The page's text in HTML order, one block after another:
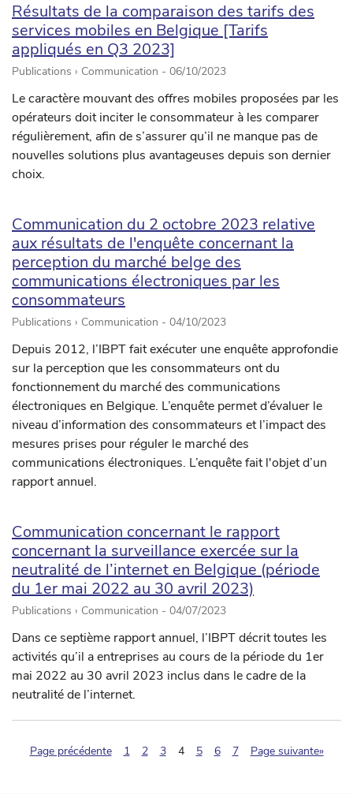
Résultats de la comparaison des tarifs des
services mobiles en Belgique [Tarifs
appliqués en Q3 2023]
Publications › Communication - 06/10/2023
Le caractère mouvant des offres mobiles proposées par les
opérateurs doit inciter le consommateur à les comparer
régulièrement, afin de s’assurer qu’il ne manque pas de
nouvelles solutions plus avantageuses depuis son dernier
choix.
Communication du 2 octobre 2023 relative
aux résultats de l'enquête concernant la
perception du marché belge des
communications électroniques par les
consommateurs
Publications › Communication - 04/10/2023
Depuis 2012, l’IBPT fait exécuter une enquête approfondie
sur la perception que les consommateurs ont du
fonctionnement du marché des communications
électroniques en Belgique. L’enquête permet d’évaluer le
niveau d’information des consommateurs et l’impact des
mesures prises pour réguler le marché des
communications électroniques. L’enquête fait l'objet d’un
rapport annuel.
Communication concernant le rapport
concernant la surveillance exercée sur la
neutralité de l’internet en Belgique (période
du 1er mai 2022 au 30 avril 2023)
Publications › Communication - 04/07/2023
Dans ce septième rapport annuel, l’IBPT décrit toutes les
activités qu’il a entreprises au cours de la période du 1er
mai 2022 au 30 avril 2023 inclus dans le cadre de la
neutralité de l’internet.
Page précédente 1 2 3 4(pagination.current)
5 6 7 Page suivante»